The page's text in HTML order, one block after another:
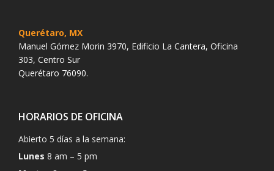
Querétaro, MX
Manuel Gómez Morin 3970, Edificio La Cantera, Oficina
303, Centro Sur
Querétaro 76090.
HORARIOS DE OFICINA
Abierto 5 días a la semana:
Lunes 8 am – 5 pm